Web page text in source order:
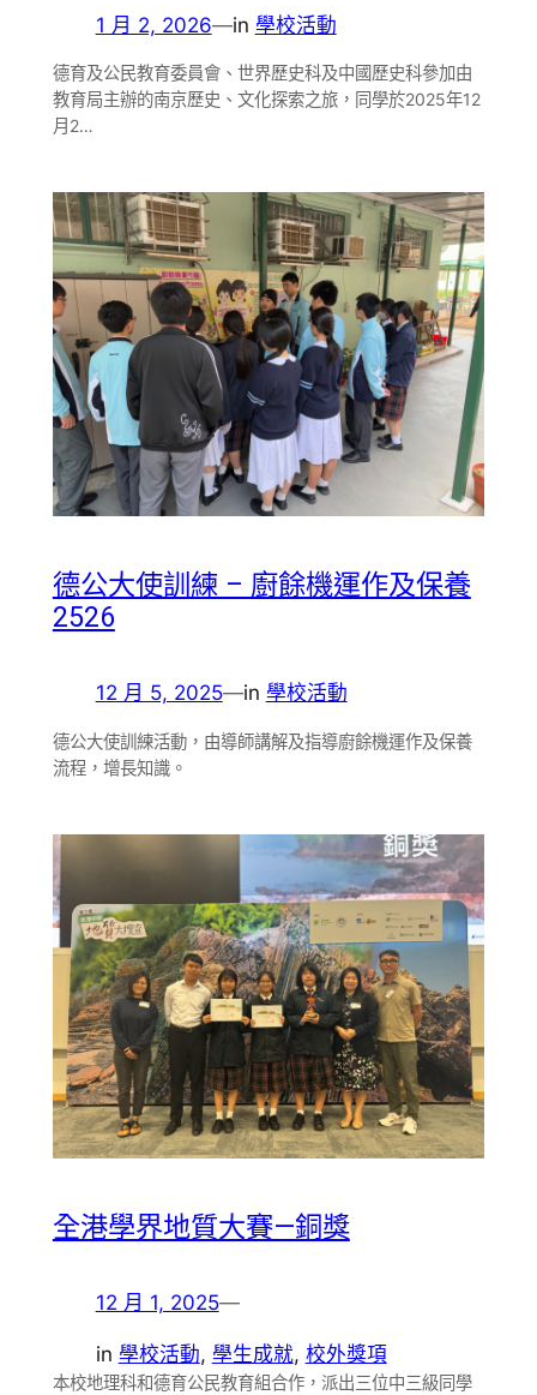
1 月 2, 2026—in 學校活動
德育及公民教育委員會、世界歷史科及中國歷史科參加由
教育局主辦的南京歷史、文化探索之旅，同學於2025年12
月2…
德公大使訓練 – 廚餘機運作及保養
2526
12 月 5, 2025—in 學校活動
德公大使訓練活動，由導師講解及指導廚餘機運作及保養
流程，增長知識。
全港學界地質大賽—銅獎
12 月 1, 2025—
in 學校活動, 學生成就, 校外獎項
本校地理科和德育公民教育組合作，派出三位中三級同學